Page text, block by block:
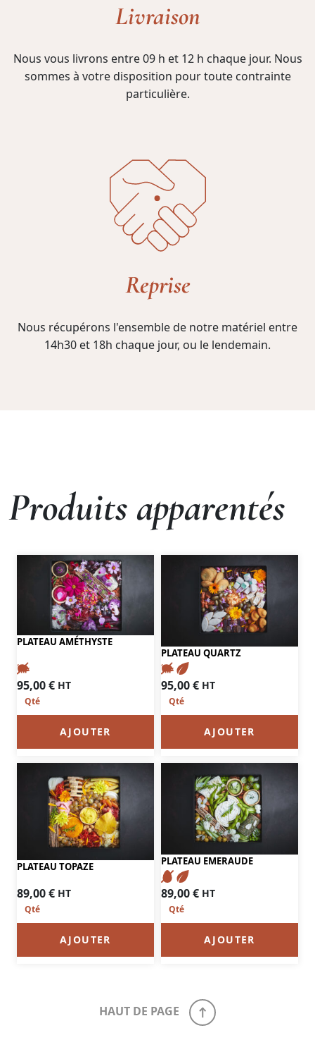
Livraison
Nous vous livrons entre 09 h et 12 h chaque jour. Nous
sommes à votre disposition pour toute contrainte
particulière.
Reprise
Nous récupérons l'ensemble de notre matériel entre
14h30 et 18h chaque jour, ou le lendemain.
Produits apparentés
PLATEAU AMÉTHYSTE
95,00€ HT
AJOUTER
PLATEAU QUARTZ
95,00€ HT
AJOUTER
PLATEAU TOPAZE
89,00€ HT
AJOUTER
PLATEAU EMERAUDE
89,00€ HT
AJOUTER
HAUT DE PAGE